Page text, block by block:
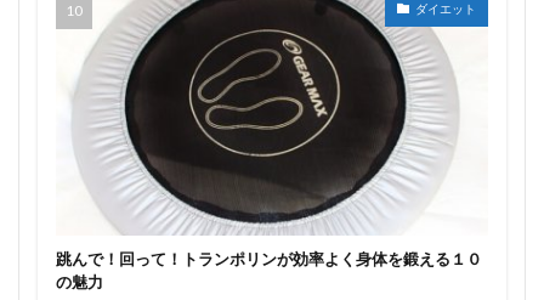
ダイエット
跳んで！回って！トランポリンが効率よく身体を鍛える１０
の魅力